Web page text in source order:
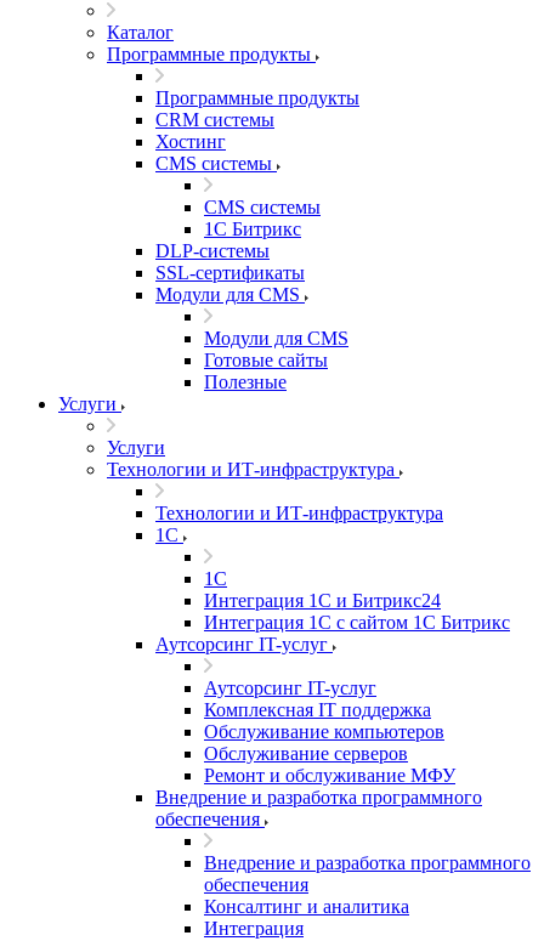
Каталог
Программные продукты
Программные продукты
CRM системы
Хостинг
CMS системы
CMS системы
1С Битрикс
DLP‑системы
SSL-сертификаты
Модули для CMS
Модули для CMS
Готовые сайты
Полезные
Услуги
Услуги
Технологии и ИТ-инфраструктура
Технологии и ИТ-инфраструктура
1С
1С
Интеграция 1С и Битрикс24
Интеграция 1С с сайтом 1С Битрикс
Аутсорсинг IT-услуг
Аутсорсинг IT-услуг
Комплексная IT поддержка
Обслуживание компьютеров
Обслуживание серверов
Ремонт и обслуживание МФУ
Внедрение и разработка программного
обеспечения
Внедрение и разработка программного
обеспечения
Консалтинг и аналитика
Интеграция